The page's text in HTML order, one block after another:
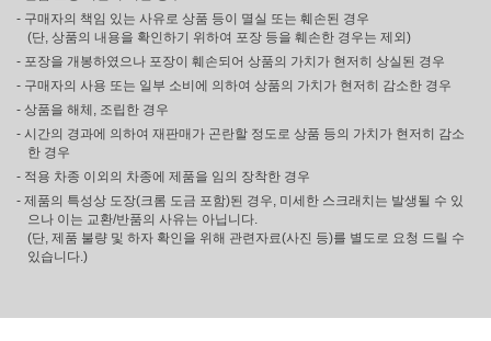
- 구매자의 책임 있는 사유로 상품 등이 멸실 또는 훼손된 경우
(단, 상품의 내용을 확인하기 위하여 포장 등을 훼손한 경우는 제외)
- 포장을 개봉하였으나 포장이 훼손되어 상품의 가치가 현저히 상실된 경우
- 구매자의 사용 또는 일부 소비에 의하여 상품의 가치가 현저히 감소한 경우
- 상품을 해체, 조립한 경우
- 시간의 경과에 의하여 재판매가 곤란할 정도로 상품 등의 가치가 현저히 감소
한 경우
- 적용 차종 이외의 차종에 제품을 임의 장착한 경우
- 제품의 특성상 도장(크롬 도금 포함)된 경우, 미세한 스크래치는 발생될 수 있
으나 이는 교환/반품의 사유는 아닙니다.
(단, 제품 불량 및 하자 확인을 위해 관련자료(사진 등)를 별도로 요청 드릴 수
있습니다.)